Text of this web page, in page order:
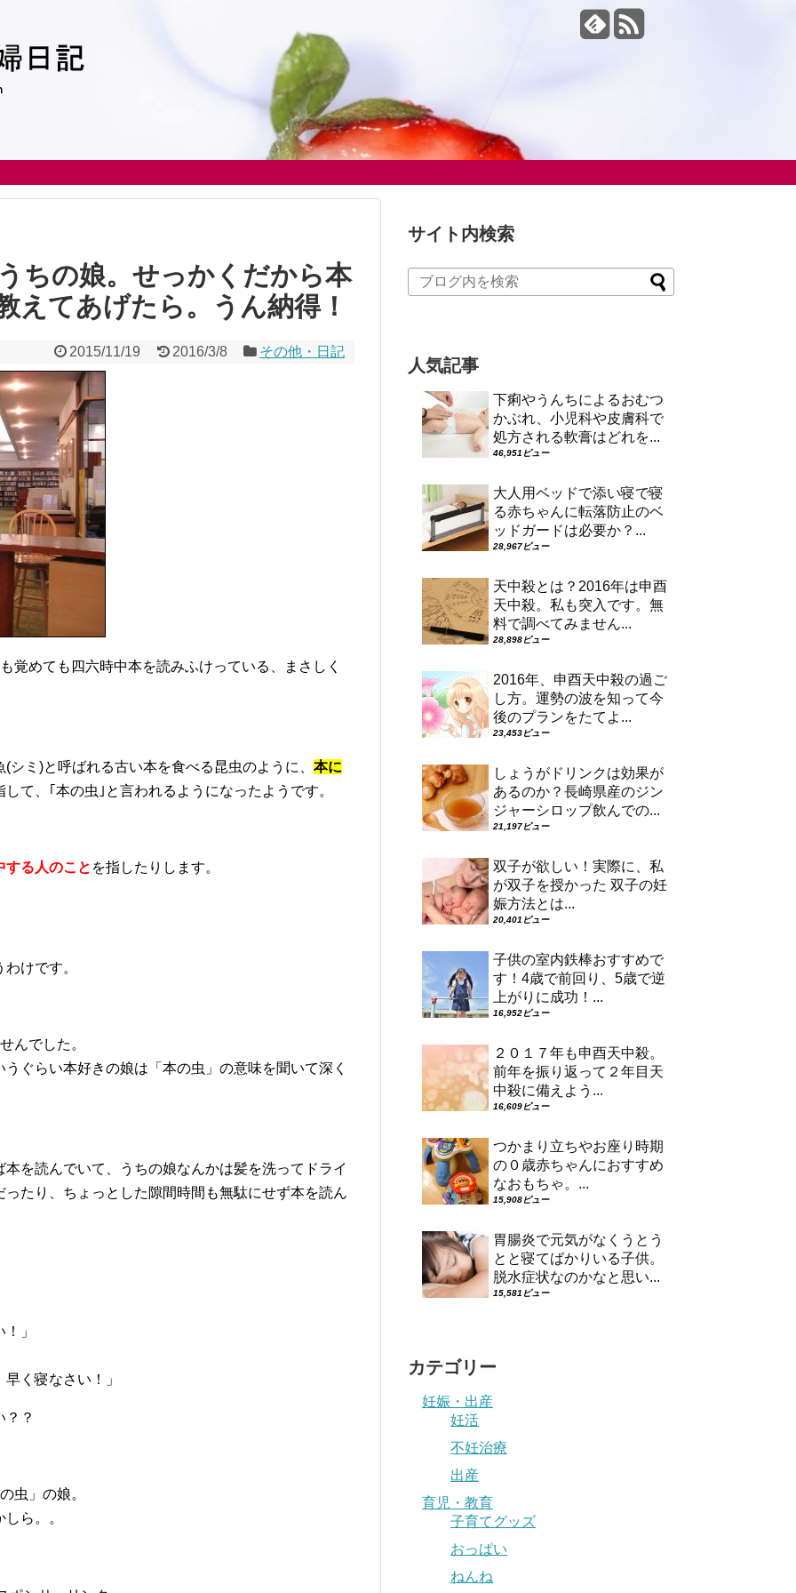
ちの娘。せっかくだから本
えてあげたら。うん納得！
2015/11/19 2016/3/8 その他・日記
覚めても四六時中本を読みふけっている、まさしく
シミ)と呼ばれる古い本を食べる昆虫のように、 本に
して、｢本の虫｣と言われるようになったようです。
する人のこと を指したりします。
けです。
んでした。
ぐらい本好きの娘は「本の虫」の意味を聞いて深く
を読んでいて、うちの娘なんかは髪を洗ってドライ
たり、ちょっとした隙間時間も無駄にせず本を読ん
」
く寝なさい！」
？？
虫」の娘。
ら。。
サイト内検索
人気記事
下痢やうんちによるおむつ
かぶれ、小児科や皮膚科で
処方される軟膏はどれを...
46,951ビュー
大人用ベッドで添い寝で寝
る赤ちゃんに転落防止のベ
ッドガードは必要か？...
28,967ビュー
天中殺とは？2016年は申酉
天中殺。私も突入です。無
料で調べてみません...
28,898ビュー
2016年、申酉天中殺の過ご
し方。運勢の波を知って今
後のプランをたてよ...
23,453ビュー
しょうがドリンクは効果が
あるのか？長崎県産のジン
ジャーシロップ飲んでの...
21,197ビュー
双子が欲しい！実際に、私
が双子を授かった 双子の妊
娠方法とは...
20,401ビュー
子供の室内鉄棒おすすめで
す！4歳で前回り、5歳で逆
上がりに成功！...
16,952ビュー
２０１７年も申酉天中殺。
前年を振り返って２年目天
中殺に備えよう...
16,609ビュー
つかまり立ちやお座り時期
の０歳赤ちゃんにおすすめ
なおもちゃ。...
15,908ビュー
胃腸炎で元気がなくうとう
とと寝てばかりいる子供。
脱水症状なのかなと思い...
15,581ビュー
カテゴリー
妊娠・出産
妊活
不妊治療
出産
育児・教育
子育てグッズ
おっぱい
ねんね